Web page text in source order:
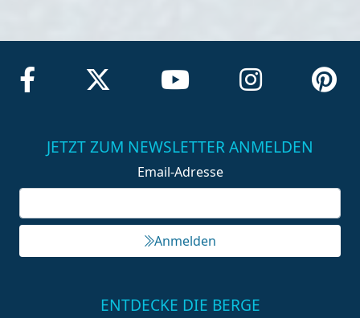
JETZT ZUM NEWSLETTER ANMELDEN
Email-Adresse
Anmelden
ENTDECKE DIE BERGE